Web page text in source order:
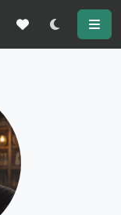
Darkmode